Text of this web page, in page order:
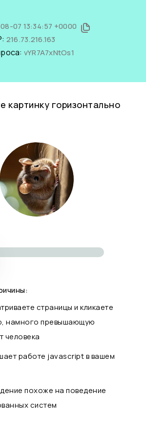
07 13:34:57 +0000
216.73.216.163
vYR7A7xNtOs1
картинку горизонтально
страницы и кликаете
намного превышающую
человека
работе javascript в вашем
похоже на поведение
систем